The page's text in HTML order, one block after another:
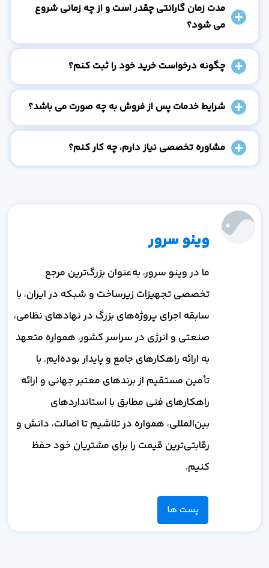
مدت زمان گارانتی چقدر است و از چه زمانی شروع
می شود؟
چگونه درخواست خرید خود را ثبت کنم؟
شرایط خدمات پس از فروش به چه صورت می باشد؟
مشاوره تخصصی نیاز دارم، چه کار کنم؟
وینو سرور
ما در وینو سرور، به‌عنوان بزرگ‌ترین مرجع
تخصصی تجهیزات زیرساخت و شبکه در ایران، با
سابقه اجرای پروژه‌های بزرگ در نهادهای نظامی،
صنعتی و انرژی در سراسر کشور، همواره متعهد
به ارائه راهکارهای جامع و پایدار بوده‌ایم. با
تأمین مستقیم از برندهای معتبر جهانی و ارائه
راهکارهای فنی مطابق با استانداردهای
بین‌المللی، همواره در تلاشیم تا اصالت، دانش و
رقابتی‌ترین قیمت را برای مشتریان خود حفظ
کنیم.
پست ها